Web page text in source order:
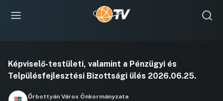
lejátszása
Képviselő-testületi, valamint a Pénzügyi és
Telpülésfejlesztési Bizottsági ülés 2026.06.25.
Őrbottyán Város Önkormányzata